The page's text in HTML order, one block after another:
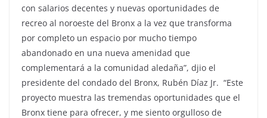
con salarios decentes y nuevas oportunidades de
recreo al noroeste del Bronx a la vez que transforma
por completo un espacio por mucho tiempo
abandonado en una nueva amenidad que
complementará a la comunidad aledaña”, djio el
presidente del condado del Bronx, Rubén Díaz Jr. “Este
proyecto muestra las tremendas oportunidades que el
Bronx tiene para ofrecer, y me siento orgulloso de